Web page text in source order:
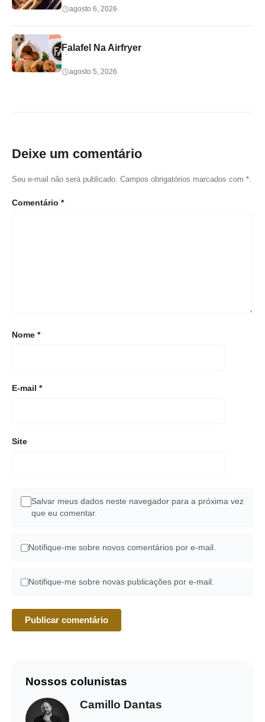
agosto 6, 2026
Falafel Na Airfryer
agosto 5, 2026
Deixe um comentário
Seu e-mail não será publicado. Campos obrigatórios marcados com *.
Comentário *
Nome *
E-mail *
Site
Salvar meus dados neste navegador para a próxima vez
que eu comentar.
Notifique-me sobre novos comentários por e-mail.
Notifique-me sobre novas publicações por e-mail.
Nossos colunistas
Camillo Dantas